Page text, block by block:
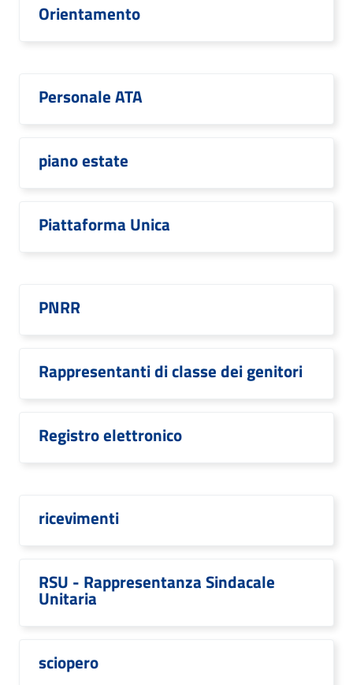
Orientamento
Personale ATA
piano estate
Piattaforma Unica
PNRR
Rappresentanti di classe dei genitori
Registro elettronico
ricevimenti
RSU - Rappresentanza Sindacale
Unitaria
sciopero